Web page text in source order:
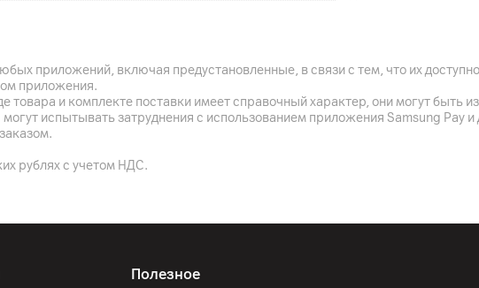
приложений, включая предустановленные, в связи с тем, что их
приложения.
и комплекте поставки имеет справочный характер, они могут быть
испытывать затруднения с использованием приложения Samsung Pay и
рублях с учетом НДС.
Полезное